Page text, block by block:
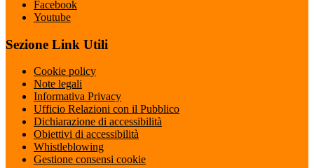
Facebook
Youtube
Sezione Link Utili
Cookie policy
Note legali
Informativa Privacy
Ufficio Relazioni con il Pubblico
Dichiarazione di accessibilità
Obiettivi di accessibilità
Whistleblowing
Gestione consensi cookie